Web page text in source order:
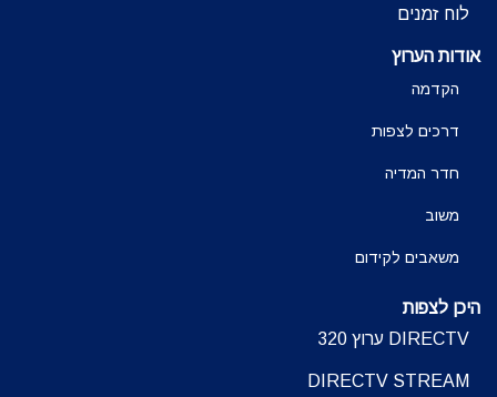
לוח זמנים
אודות הערוץ
הקדמה
דרכים לצפות
חדר המדיה
משוב
משאבים לקידום
היכן לצפות
DIRECTV ערוץ 320
DIRECTV STREAM